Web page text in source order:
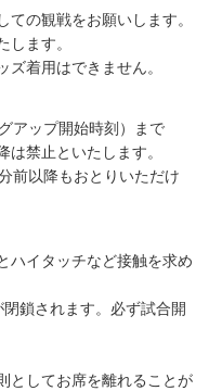
の観戦をお願いします。
ます。
着用はできません。
アップ開始時刻）まで
禁止といたします。
前以降もおとりいただけ
ハイタッチなど接触を求め
鎖されます。必ず試合開
としてお席を離れることが